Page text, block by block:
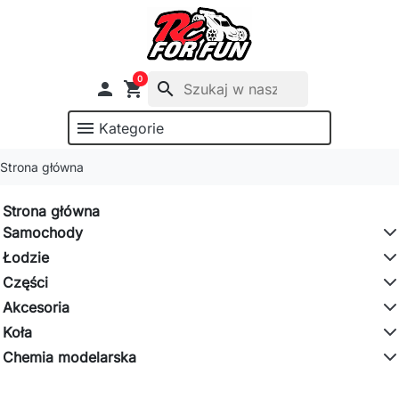
 shopping_cart
0
search
menu Kategorie
Strona główna
Strona główna
Samochody
Łodzie
Części
Akcesoria
Koła
Chemia modelarska